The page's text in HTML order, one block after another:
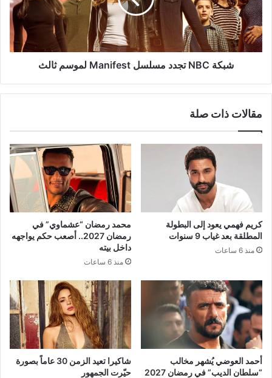
لموسم
ثالث
شبكة NBC تجدد مسلسل Manifest لموسم ثالث
مقالات ذات صلة
كريم فهمي يعود إلى البطولة
المطلقة بعد غياب 9 سنوات
منذ 6 ساعات
محمد رمضان “عشماوي” في
رمضان 2027.. أصعب حكم يواجهه
داخل بيته
منذ 6 ساعات
أحمد العوضي يُشهر مخالب
“سلطان الديب” في رمضان 2027
شاكيرا تعيد الزمن 30 عاماً بصورة
حيّرت الجمهور